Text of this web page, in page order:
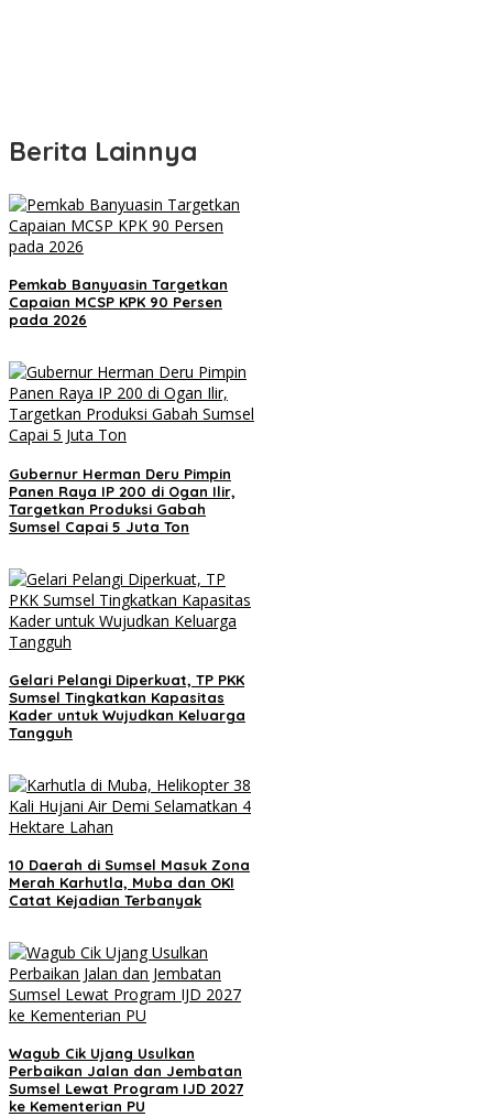
Berita Lainnya
Pemkab Banyuasin Targetkan
Capaian MCSP KPK 90 Persen
pada 2026
Gubernur Herman Deru Pimpin
Panen Raya IP 200 di Ogan Ilir,
Targetkan Produksi Gabah
Sumsel Capai 5 Juta Ton
Gelari Pelangi Diperkuat, TP PKK
Sumsel Tingkatkan Kapasitas
Kader untuk Wujudkan Keluarga
Tangguh
10 Daerah di Sumsel Masuk Zona
Merah Karhutla, Muba dan OKI
Catat Kejadian Terbanyak
Wagub Cik Ujang Usulkan
Perbaikan Jalan dan Jembatan
Sumsel Lewat Program IJD 2027
ke Kementerian PU